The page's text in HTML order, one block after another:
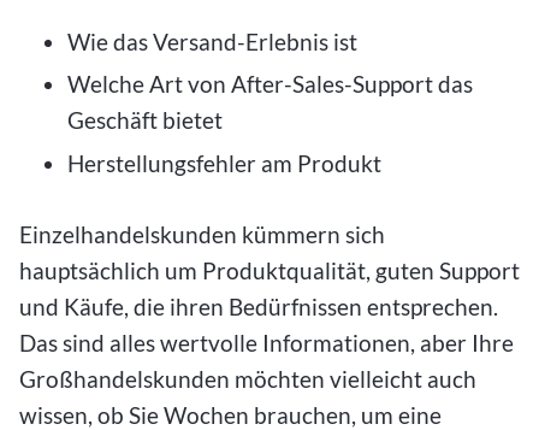
Wie das Versand-Erlebnis ist
Welche Art von After-Sales-Support das
Geschäft bietet
Herstellungsfehler am Produkt
Einzelhandelskunden kümmern sich
hauptsächlich um Produktqualität, guten Support
und Käufe, die ihren Bedürfnissen entsprechen.
Das sind alles wertvolle Informationen, aber Ihre
Großhandelskunden möchten vielleicht auch
wissen, ob Sie Wochen brauchen, um eine